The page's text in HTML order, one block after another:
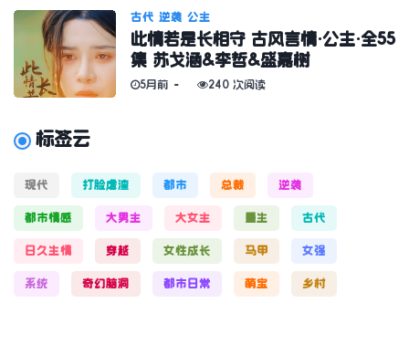
古代 逆袭 公主
此情若是长相守 古风言情·公主·全55
集 苏戈涵&李哲&盛嘉树
5月前 240 次阅读
标签云
现代 打脸虐渣 都市 总裁 逆袭
都市情感 大男主 大女主 重生 古代
日久生情 穿越 女性成长 马甲 女强
系统 奇幻脑洞 都市日常 萌宝 乡村